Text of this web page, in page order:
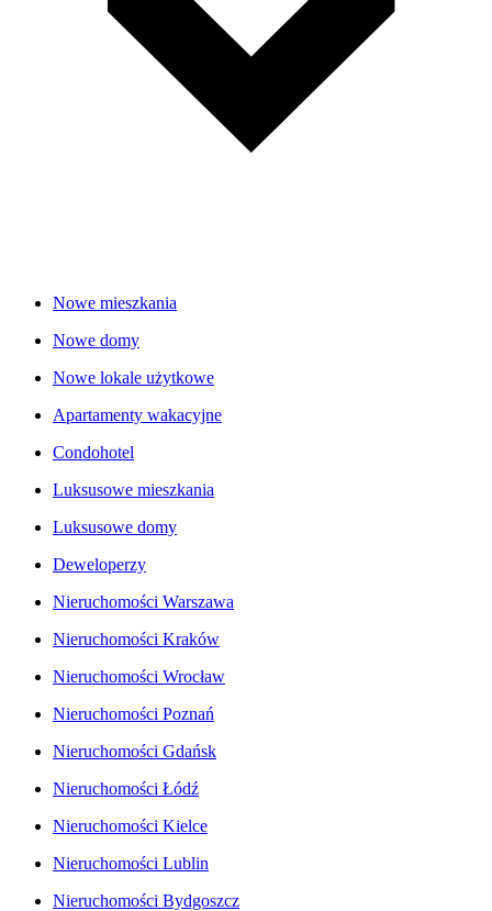
Nowe mieszkania
Nowe domy
Nowe lokale użytkowe
Apartamenty wakacyjne
Condohotel
Luksusowe mieszkania
Luksusowe domy
Deweloperzy
Nieruchomości Warszawa
Nieruchomości Kraków
Nieruchomości Wrocław
Nieruchomości Poznań
Nieruchomości Gdańsk
Nieruchomości Łódź
Nieruchomości Kielce
Nieruchomości Lublin
Nieruchomości Bydgoszcz